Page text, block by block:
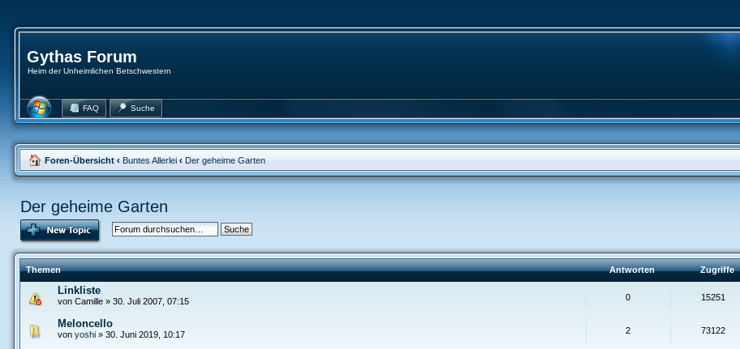
Gythas Forum
Heim der Unheimlichen Betschwestern
FAQ Suche
Foren-Übersicht ‹ Buntes Allerlei ‹ Der geheime Garten
Der geheime Garten
Themen Antworten Zugriffe
Linkliste
von Camille » 30. Juli 2007, 07:15 0 15251
Meloncello
von yoshi» 30. Juni 2019, 10:17 2 73122